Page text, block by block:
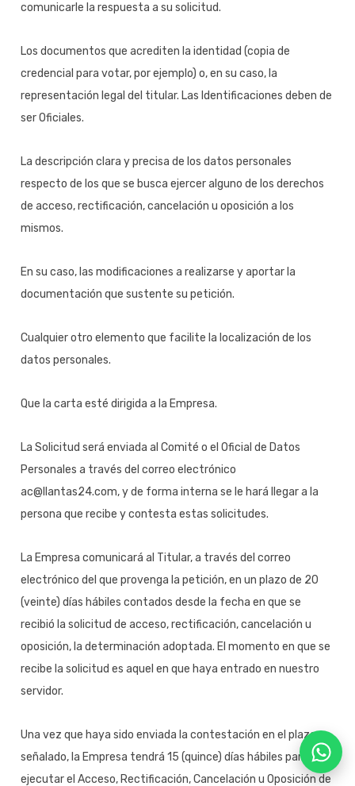
comunicarle la respuesta a su solicitud.
Los documentos que acrediten la identidad (copia de
credencial para votar, por ejemplo) o, en su caso, la
representación legal del titular. Las Identificaciones deben de
ser Oficiales.
La descripción clara y precisa de los datos personales
respecto de los que se busca ejercer alguno de los derechos
de acceso, rectificación, cancelación u oposición a los
mismos.
En su caso, las modificaciones a realizarse y aportar la
documentación que sustente su petición.
Cualquier otro elemento que facilite la localización de los
datos personales.
Que la carta esté dirigida a la Empresa.
La Solicitud será enviada al Comité o el Oficial de Datos
Personales a través del correo electrónico
ac@llantas24.com, y de forma interna se le hará llegar a la
persona que recibe y contesta estas solicitudes.
La Empresa comunicará al Titular, a través del correo
electrónico del que provenga la petición, en un plazo de 20
(veinte) días hábiles contados desde la fecha en que se
recibió la solicitud de acceso, rectificación, cancelación u
oposición, la determinación adoptada. El momento en que se
recibe la solicitud es aquel en que haya entrado en nuestro
servidor.
Una vez que haya sido enviada la contestación en el plazo
señalado, la Empresa tendrá 15 (quince) días hábiles para
ejecutar el Acceso, Rectificación, Cancelación u Oposición de